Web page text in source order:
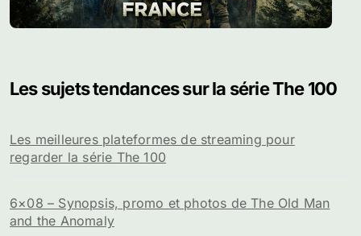
Les sujets tendances sur la série The 100
Les meilleures plateformes de streaming pour
regarder la série The 100
6×08 – Synopsis, promo et photos de The Old Man
and the Anomaly